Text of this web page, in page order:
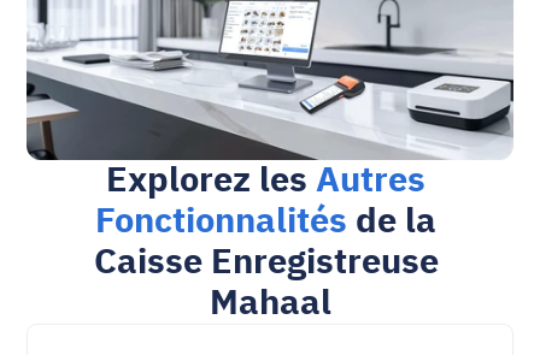
Explorez les Autres
Fonctionnalités de la
Caisse Enregistreuse
Mahaal